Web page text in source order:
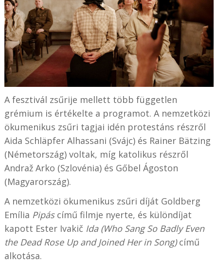
A fesztivál zsűrije mellett több független
grémium is értékelte a programot. A nemzetközi
ökumenikus zsűri tagjai idén protestáns részről
Aida Schläpfer Alhassani (Svájc) és Rainer Bätzing
(Németország) voltak, míg katolikus részről
Andraž Arko (Szlovénia) és Gőbel Ágoston
(Magyarország).
A nemzetközi ökumenikus zsűri díját Goldberg
Emília Pipáscímű filmje nyerte, és különdíjat
kapott Ester Ivakič Ida (Who Sang So Badly Even
the Dead Rose Up and Joined Her in Song)című
alkotása.